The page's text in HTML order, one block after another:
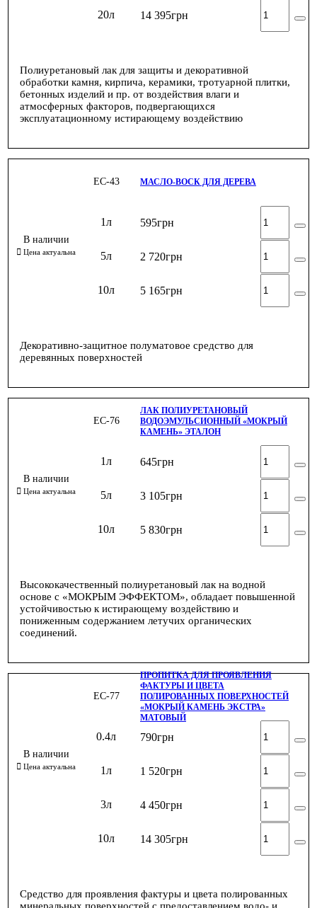
20л 14 395грн
Полиуретановый лак для защиты и декоративной
обработки камня, кирпича, керамики, тротуарной плитки,
бетонных изделий и пр. от воздействия влаги и
атмосферных факторов, подвергающихся
эксплуатационному истирающему воздействию
ЕС-43 МАСЛО-ВОСК ДЛЯ ДЕРЕВА
1л 595грн
5л 2 720грн
10л 5 165грн
Декоративно-защитное полуматовое средство для
деревянных поверхностей
ЕС-76
ЛАК ПОЛИУРЕТАНОВЫЙ
ВОДОЭМУЛЬСИОННЫЙ «МОКРЫЙ
КАМЕНЬ» ЭТАЛОН
1л 645грн
5л 3 105грн
10л 5 830грн
Высококачественный полиуретановый лак на водной
основе с «МОКРЫМ ЭФФЕКТОМ», обладает повышенной
устойчивостью к истирающему воздействию и
пониженным содержанием летучих органических
соединений.
ЕС-77
ПРОПИТКА ДЛЯ ПРОЯВЛЕНИЯ
ФАКТУРЫ И ЦВЕТА
ПОЛИРОВАННЫХ ПОВЕРХНОСТЕЙ
«МОКРЫЙ КАМЕНЬ ЭКСТРА»
МАТОВЫЙ
0.4л 790грн
1л 1 520грн
3л 4 450грн
10л 14 305грн
Средство для проявления фактуры и цвета полированных